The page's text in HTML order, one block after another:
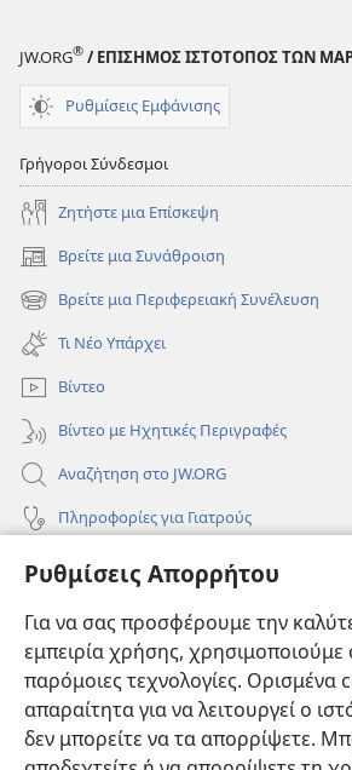
Ρυθμίσεις Απορρήτου
Για να σας προσφέρουμε την
εμπειρία χρήσης, χρησιμοποιούμε
παρόμοιες τεχνολογίες. Ορισμένα
απαραίτητα για να λειτουργεί ο
δεν μπορείτε να τα απορρίψετε.
JW.ORG® / ΕΠΙΣΗΜΟΣ ΙΣΤΟΤΟΠΟΣ ΤΩΝ
Ρυθμίσεις Εμφάνισης
Γρήγοροι Σύνδεσμοι
Ζητήστε μια Επίσκεψη
Βρείτε μια Συνάθροιση
(ανοίγει
νέο
παράθυρο)
Βρείτε μια Περιφερειακή Συνέλευση
(ανοίγει
νέο
παράθυρο)
Τι Νέο Υπάρχει
Βίντεο
Βίντεο με Ηχητικές Περιγραφές
Αναζήτηση στο JW.ORG
Πληροφορίες για Γιατρούς
Πληροφορίες για Επίσημους Φορείς
Συνεισφορές
(ανοίγει
παράθυρο)ΔΙΑΔΙΚΤΥΑΚΗ ΒΙΒΛΙΟΘΗΚΗ της
(ανοίγει